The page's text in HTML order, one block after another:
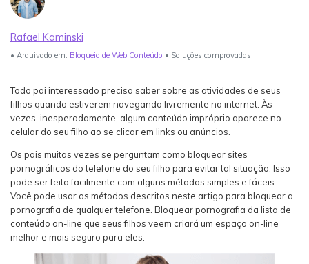
Veja Mais >
search
Rafael Kaminski
• Arquivado em: Bloqueio de Web Conteúdo • Soluções comprovadas
Todo pai interessado precisa saber sobre as atividades de seus
filhos quando estiverem navegando livremente na internet. Às
vezes, inesperadamente, algum conteúdo impróprio aparece no
celular do seu filho ao se clicar em links ou anúncios.
Os pais muitas vezes se perguntam como bloquear sites
pornográficos do telefone do seu filho para evitar tal situação. Isso
pode ser feito facilmente com alguns métodos simples e fáceis.
Você pode usar os métodos descritos neste artigo para bloquear a
pornografia de qualquer telefone. Bloquear pornografia da lista de
conteúdo on-line que seus filhos veem criará um espaço on-line
melhor e mais seguro para eles.